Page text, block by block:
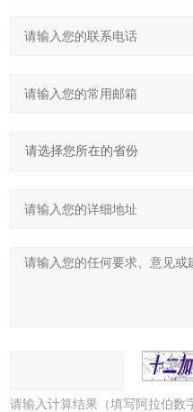
请输入计算结果（填写阿拉伯数